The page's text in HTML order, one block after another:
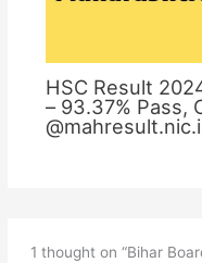
HSC Result
– 93.37% Pass,
1 thought on “Bihar